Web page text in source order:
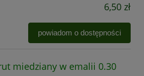
6,50 zł
powiadom o dostępności
miedziany w emalii 0.30